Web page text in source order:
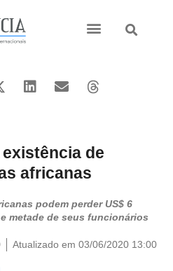
de
africanas
podem perder US$ 6
metade de seus funcionários
Atualizado em 03/06/2020 13:00